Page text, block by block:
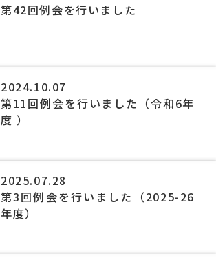
第42回例会を行いました
2024.10.07
第11回例会を行いました（令和6年
度 ）
2025.07.28
第3回例会を行いました（2025-26
年度）